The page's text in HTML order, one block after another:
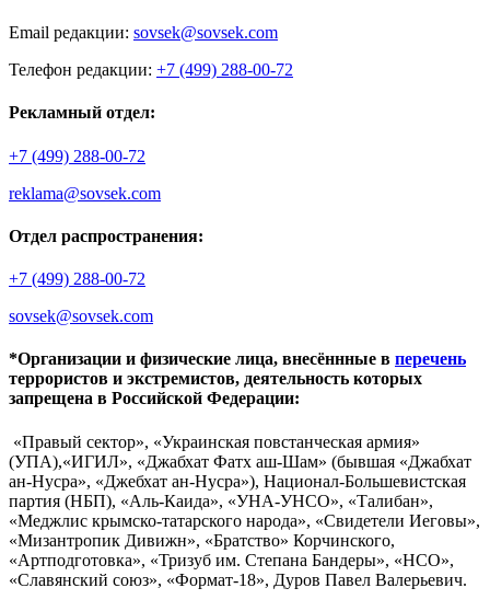
Email редакции: sovsek@sovsek.com
Телефон редакции: +7 (499) 288-00-72
Рекламный отдел:
+7 (499) 288-00-72
reklama@sovsek.com
Отдел распространения:
+7 (499) 288-00-72
sovsek@sovsek.com
*Организации и физические лица, внесённные в перечень
террористов и экстремистов, деятельность которых
запрещена в Российской Федерации:
«Правый сектор», «Украинская повстанческая армия»
(УПА),«ИГИЛ», «Джабхат Фатх аш-Шам» (бывшая «Джабхат
ан-Нусра», «Джебхат ан-Нусра»), Национал-Большевистская
партия (НБП), «Аль-Каида», «УНА-УНСО», «Талибан»,
«Меджлис крымско-татарского народа», «Свидетели Иеговы»,
«Мизантропик Дивижн», «Братство» Корчинского,
«Артподготовка», «Тризуб им. Степана Бандеры», «НСО»,
«Славянский союз», «Формат-18», Дуров Павел Валерьевич.